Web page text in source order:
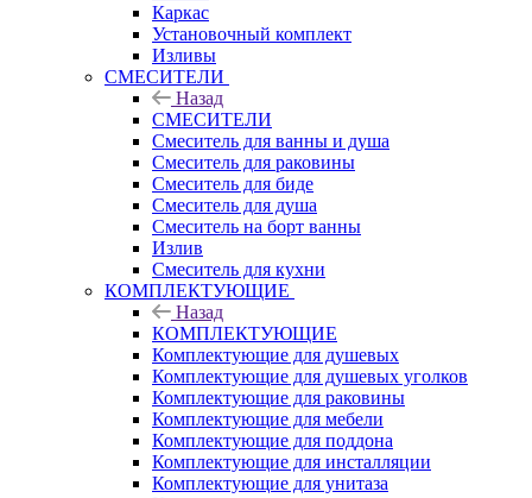
Каркас
Установочный комплект
Изливы
СМЕСИТЕЛИ
Назад
СМЕСИТЕЛИ
Смеситель для ванны и душа
Смеситель для раковины
Смеситель для биде
Смеситель для душа
Смеситель на борт ванны
Излив
Смеситель для кухни
КОМПЛЕКТУЮЩИЕ
Назад
КОМПЛЕКТУЮЩИЕ
Комплектующие для душевых
Комплектующие для душевых уголков
Комплектующие для раковины
Комплектующие для мебели
Комплектующие для поддона
Комплектующие для инсталляции
Комплектующие для унитаза